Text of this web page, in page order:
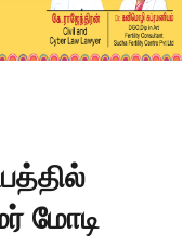
மோடி